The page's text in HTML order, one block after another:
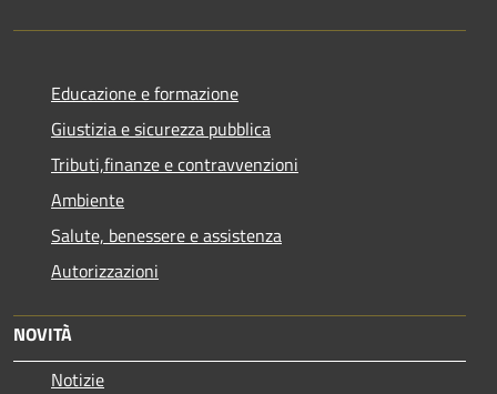
Educazione e formazione
Giustizia e sicurezza pubblica
Tributi,finanze e contravvenzioni
Ambiente
Salute, benessere e assistenza
Autorizzazioni
NOVITÀ
Notizie